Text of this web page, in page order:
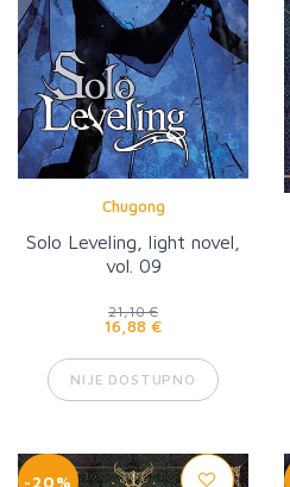
Chugong
Solo Leveling, light novel,
vol. 09
21,10 €
16,88 €
NIJE DOSTUPNO
-20%